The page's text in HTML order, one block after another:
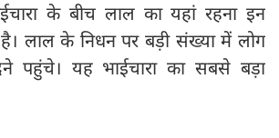
के बीच लाल का यहां रहना इन
लाल के निधन पर बड़ी संख्या में लोग
पहुंचे। यह भाईचारा का सबसे बड़ा